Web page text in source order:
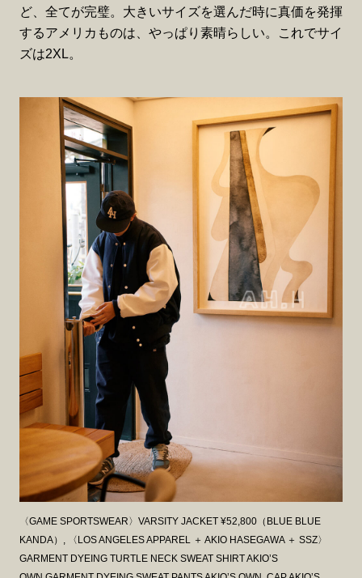
ど、全てが完璧。大きいサイズを選んだ時に真価を発揮
するアメリカものは、やっぱり素晴らしい。これでサイ
ズは2XL。
〈GAME SPORTSWEAR〉VARSITY JACKET ¥52,800（BLUE BLUE
KANDA）, 〈LOS ANGELES APPAREL ＋ AKIO HASEGAWA ＋ SSZ〉
GARMENT DYEING TURTLE NECK SWEAT SHIRT AKIO’S